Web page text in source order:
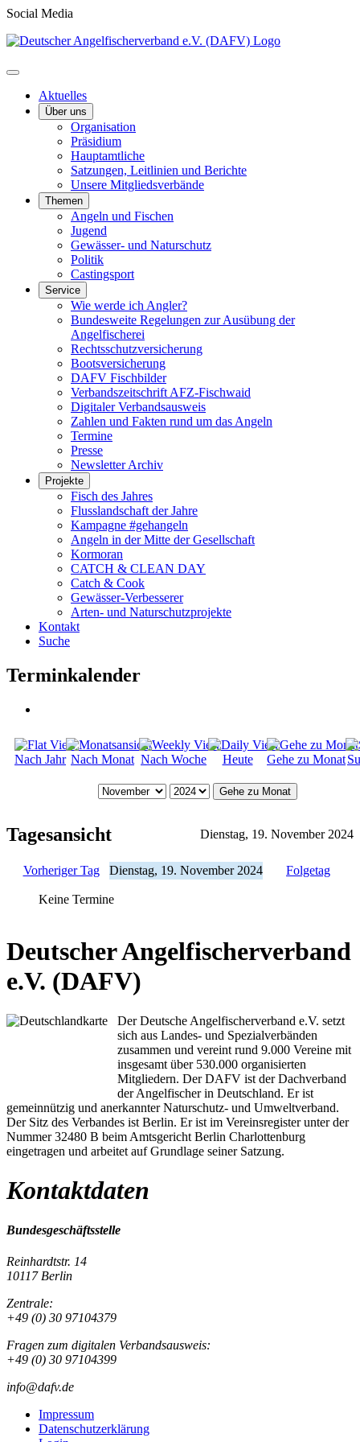
Social Media
Aktuelles
Über uns
Organisation
Präsidium
Hauptamtliche
Satzungen, Leitlinien und Berichte
Unsere Mitgliedsverbände
Themen
Angeln und Fischen
Jugend
Gewässer- und Naturschutz
Politik
Castingsport
Service
Wie werde ich Angler?
Bundesweite Regelungen zur Ausübung der
Angelfischerei
Rechtsschutzversicherung
Bootsversicherung
DAFV Fischbilder
Verbandszeitschrift AFZ-Fischwaid
Digitaler Verbandsausweis
Zahlen und Fakten rund um das Angeln
Termine
Presse
Newsletter Archiv
Projekte
Fisch des Jahres
Flusslandschaft der Jahre
Kampagne #gehangeln
Angeln in der Mitte der Gesellschaft
Kormoran
CATCH & CLEAN DAY
Catch & Cook
Gewässer-Verbesserer
Arten- und Naturschutzprojekte
Kontakt
Suche
Terminkalender
Nach Jahr Nach Monat Nach Woche Heute Gehe zu Monat
Gehe zu Monat
Tagesansicht Dienstag, 19. November 2024
Vorheriger Tag Dienstag, 19. November 2024 Folgetag
Keine Termine
Deutscher Angelfischerverband
e.V. (DAFV)
Der Deutsche Angelfischerverband e.V. setzt
sich aus Landes- und Spezialverbänden
zusammen und vereint rund 9.000 Vereine mit
insgesamt über 530.000 organisierten
Mitgliedern. Der DAFV ist der Dachverband
der Angelfischer in Deutschland. Er ist
gemeinnützig und anerkannter Naturschutz- und Umweltverband.
Der Sitz des Verbandes ist Berlin. Er ist im Vereinsregister unter der
Nummer 32480 B beim Amtsgericht Berlin Charlottenburg
eingetragen und arbeitet auf Grundlage seiner Satzung.
Kontaktdaten
Bundesgeschäftsstelle
Reinhardtstr. 14
10117 Berlin
Zentrale:
+49 (0) 30 97104379
Fragen zum digitalen Verbandsausweis:
+49 (0) 30 97104399
info@dafv.de
Impressum
Datenschutzerklärung